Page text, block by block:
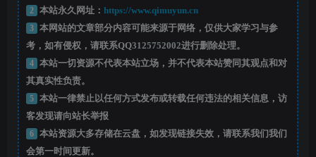
2 本站永久网址： https://www.qimuyun.cn
3
本网站的文章部分内容可能来源于网络，仅供大家学习与参
考，如有侵权，请联系QQ3125752002进行删除处理。
4
本站一切资源不代表本站立场，并不代表本站赞同其观点和对
其真实性负责。
5
本站一律禁止以任何方式发布或转载任何违法的相关信息，访
客发现请向站长举报
6
本站资源大多存储在云盘，如发现链接失效，请联系我们我们
会第一时间更新。